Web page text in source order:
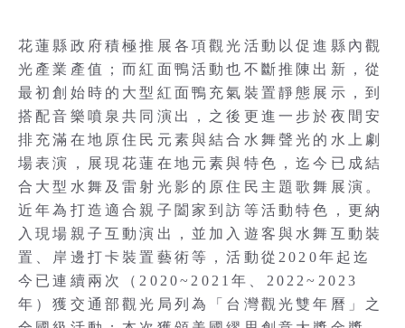
花蓮縣政府積極推展各項觀光活動以促進縣內觀
光產業產值；而紅面鴨活動也不斷推陳出新，從
最初創始時的大型紅面鴨充氣裝置靜態展示，到
搭配音樂噴泉共同演出，之後更進一步於夜間安
排充滿在地原住民元素與結合水舞聲光的水上劇
場表演，展現花蓮在地元素與特色，迄今已成結
合大型水舞及雷射光影的原住民主題歌舞展演。
近年為打造適合親子闔家到訪等活動特色，更納
入現場親子互動演出，並加入遊客與水舞互動裝
置、岸邊打卡裝置藝術等，活動從2020年起迄
今已連續兩次（2020~2021年、2022~2023
年）獲交通部觀光局列為「台灣觀光雙年曆」之